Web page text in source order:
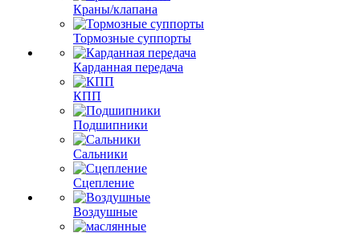
Краны/клапана
Тормозные суппорты
Карданная передача
КПП
Подшипники
Сальники
Сцепление
Воздушные